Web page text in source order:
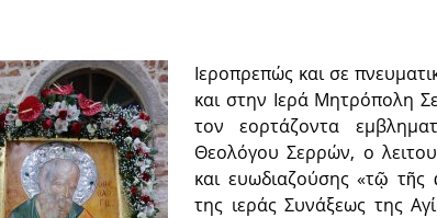
Ιεροπρεπώς και σε
και στην Ιερά Μητρόπολη
τον εορτάζοντα
Θεολόγου Σερρών, ο
και ευωδιαζούσης «τῷ τῆς
της ιεράς Συνάξεως της